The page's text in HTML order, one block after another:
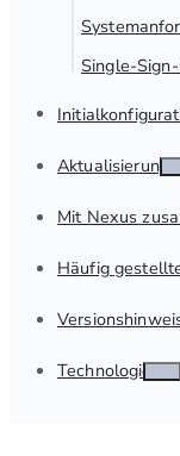
Single-
Aktualisierung
Mit Nexus
Häufig gestellte
Technologie